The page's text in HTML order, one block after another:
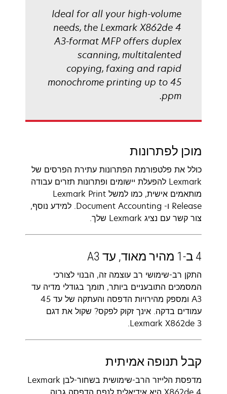
Ideal for all your high-volume
needs, the Lexmark X862de 4
A3-format MFP offers duplex
scanning, multitalented
copying, faxing and rapid
monochrome printing up to 45
ppm.
מוכן לפתרונות
כולל את פלטפורמת הפתרונות עתירת הפרסים של
Lexmark להפעלת יישומים ופתרונות תזרים עבודה
מותאמים אישית, כמו למשל Lexmark Print
Release ו- Document Accounting. למידע נוסף,
צור קשר עם נציג Lexmark שלך.
4 ב-1 מהיר מאוד, עד A3
התקן רב-שימושי רב עוצמה זה, הבנוי לצורכי
המסמכים התובעניים ביותר, תומך בגודלי מדיה עד
A3 ומספק מהירויות הדפסה והעתקה של עד 45
עמודים בדקה. אינך זקוק לפקס? שקול את דגם
Lexmark X862de 3.
קבל תנופה אמיתית
מדפסת הלייזר הרב-שימושית בשחור-לבן Lexmark